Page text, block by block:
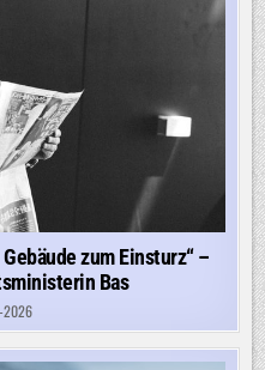
zum Einsturz“ –
Bas